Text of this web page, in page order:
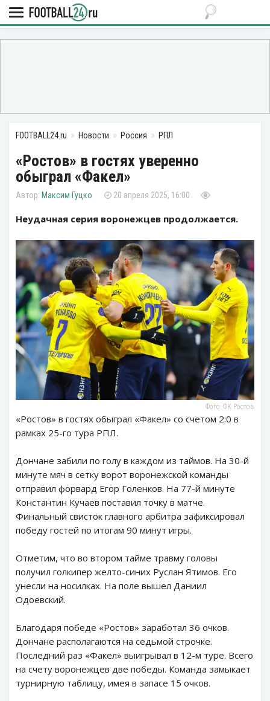
FOOTBALL24.ru Новости Россия РПЛ
«Ростов» в гостях уверенно
обыграл «Факел»
Максим Гуцко 20 апреля 2025, 16:00
Неудачная серия воронежцев продолжается.
Фото: ФК Ростов
«Ростов» в гостях обыграл «Факел» со счетом 2:0 в
рамках 25-го тура РПЛ.
Дончане забили по голу в каждом из таймов. На 30-й
минуте мяч в сетку ворот воронежской команды
отправил форвард Егор Голенков. На 77-й минуте
Константин Кучаев поставил точку в матче.
Финальный свисток главного арбитра зафиксировал
победу гостей по итогам 90 минут игры.
Отметим, что во втором тайме травму головы
получил голкипер желто-синих Руслан Ятимов. Его
унесли на носилках. На поле вышел Даниил
Одоевский.
Благодаря победе «Ростов» заработал 36 очков.
Дончане располагаются на седьмой строчке.
Последний раз «Факел» выигрывал в 12-м туре. Всего
на счету воронежцев две победы. Команда замыкает
турнирную таблицу, имея в запасе 15 очков.